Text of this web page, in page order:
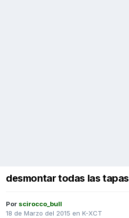
desmontar todas las tapas
Por scirocco_bull
18 de Marzo del 2015 en K-XCT